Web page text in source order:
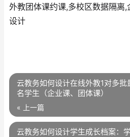
外教团体课约课,多校区数据隔离
设计
云教务如何设计在线外教1对多
名学生（企业课、团体课）
« 上一篇
云教务如何设计学生成长档案：